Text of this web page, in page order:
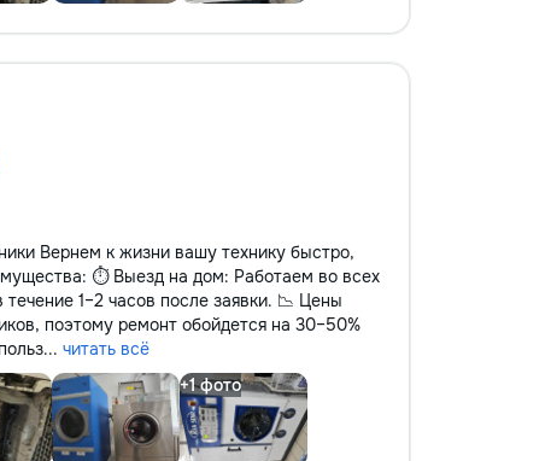
Вернем к жизни вашу технику быстро,
⏱️ Выезд на дом: Работаем во всех
1–2 часов после заявки. 📉 Цены
поэтому ремонт обойдется на 30–50%
читать всё